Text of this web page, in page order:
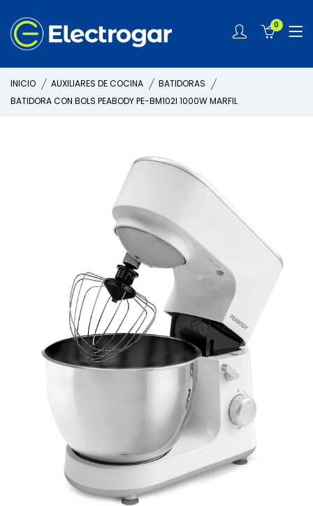
0
INICIO AUXILIARES DE COCINA
BATIDORAS
BATIDORA CON BOLS PEABODY PE-BM102I 1000W MARFIL